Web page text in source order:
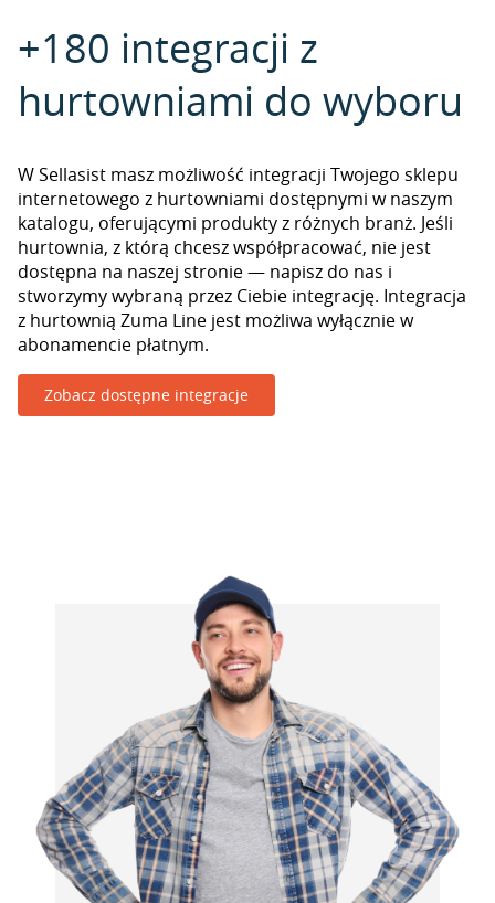
+180 integracji z
hurtowniami do wyboru
W Sellasist masz możliwość integracji Twojego sklepu
internetowego z hurtowniami dostępnymi w naszym
katalogu, oferującymi produkty z różnych branż. Jeśli
hurtownia, z którą chcesz współpracować, nie jest
dostępna na naszej stronie — napisz do nas i
stworzymy wybraną przez Ciebie integrację. Integracja
z hurtownią Zuma Line jest możliwa wyłącznie w
abonamencie płatnym.
Zobacz dostępne integracje